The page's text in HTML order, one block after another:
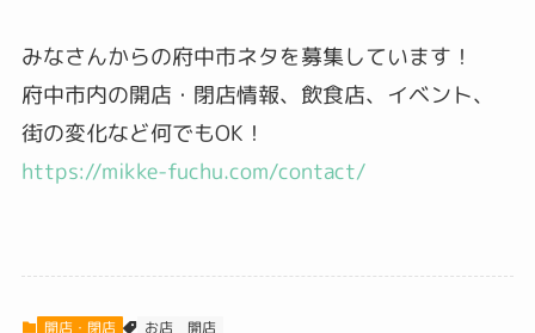
みなさんからの府中市ネタを募集しています！
府中市内の開店・閉店情報、飲食店、イベント、
街の変化など何でもOK！
https://mikke-fuchu.com/contact/
開店・閉店 お店 開店